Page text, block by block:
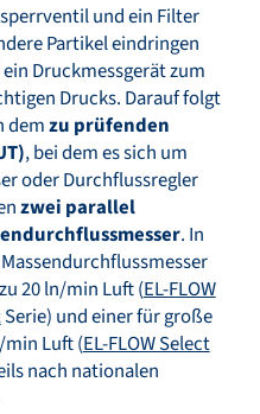
und ein Filter
Partikel eindringen
Druckmessgerät zum
Drucks. Darauf folgt
demzu prüfenden
, bei dem es sich um
oder Durchflussregler
zwei parallel
. In
20 ln/min Luft (EL-FLOW
Serie) und einer für große
min Luft (EL-FLOW Select
nach nationalen